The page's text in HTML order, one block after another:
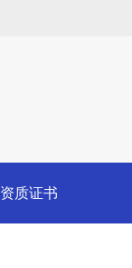
资质证书